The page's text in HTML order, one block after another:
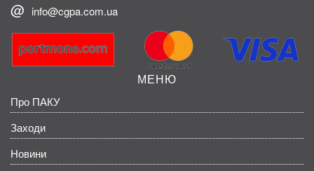
info@cgpa.com.ua
МЕНЮ
Про ПАКУ
Заходи
Новини